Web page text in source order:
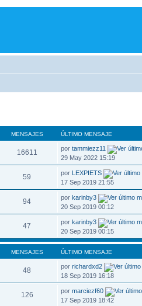
MENSAJES ÚLTIMO MENSAJE
16611 portammiezz11
29 May 2022 15:19
59 por LEXPIETS
17 Sep 2019 21:55
94 porkarinby3
20 Sep 2019 00:12
47 porkarinby3
20 Sep 2019 00:15
MENSAJES ÚLTIMO MENSAJE
48 porrichardxd2
18 Sep 2019 16:18
126 pormarciezf60
17 Sep 2019 18:42